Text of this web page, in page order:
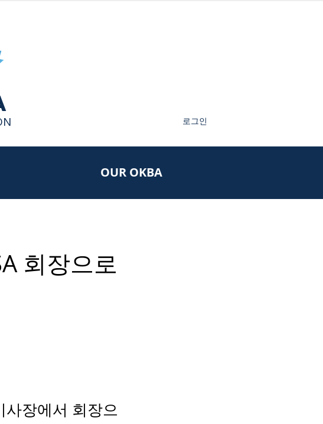
로그인
OUR OKBA
회장으로
사장에서 회장으